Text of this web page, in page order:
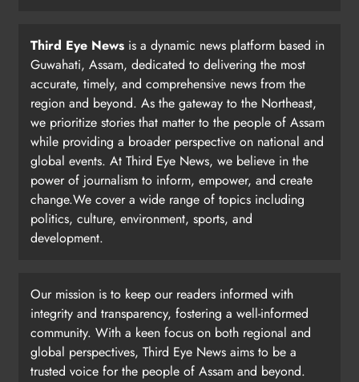
Third Eye News is a dynamic news platform based in
Guwahati, Assam, dedicated to delivering the most
accurate, timely, and comprehensive news from the
region and beyond. As the gateway to the Northeast,
we prioritize stories that matter to the people of Assam
while providing a broader perspective on national and
global events. At Third Eye News, we believe in the
power of journalism to inform, empower, and create
change.We cover a wide range of topics including
politics, culture, environment, sports, and
development.
Our mission is to keep our readers informed with
integrity and transparency, fostering a well-informed
community. With a keen focus on both regional and
global perspectives, Third Eye News aims to be a
trusted voice for the people of Assam and beyond.